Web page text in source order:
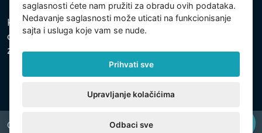
Kompanija je registrovana u Opštinskom sudu u Pragu,
odeljak C, uložak 74759, Identifikacioni broj kompanije:
26150808, Poreski identifikacioni broj: CZ26150808.
Copyright © 2026 INTEX TRADING s.r.o. All rights reserved.
saglasnosti ćete nam pružiti za obradu ovih podataka.
Nedavanje saglasnosti može uticati na funkcionisanje
sajta i usluga koje vam se nude.
Prihvati sve
Upravljanje kolačićima
Odbaci sve